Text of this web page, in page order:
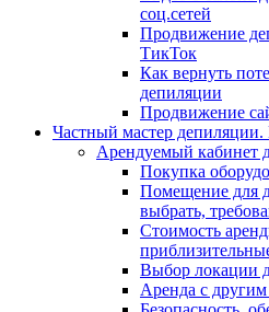
соц.сетей
Продвижение
ТикТок
Как вернуть
депиляции
Продвижение
Частный мастер депиляции.
Арендуемый кабинет
Покупка
Помещение для
выбрать,
Стоимость
Выбор локации
Аренда с